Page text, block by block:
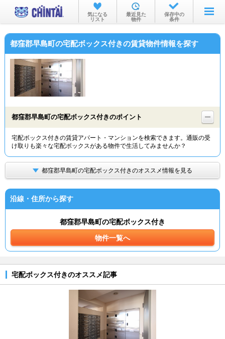
お部屋を探す
沿線・駅から
物件特集から
TOP
気になる
リスト
最近見た
物件
保存中の
条件
都窪郡早島町の宅配ボックス付きの賃貸物件情報を探す
都窪郡早島町の宅配ボックス付きのポイント
宅配ボックス付きの賃貸アパート・マンションを検索できます。通販の受
け取りも楽々な宅配ボックスがある物件で生活してみませんか？
都窪郡早島町の宅配ボックス付きのオススメ情報を見る
沿線・住所から探す
都窪郡早島町の宅配ボックス付き
物件一覧へ
宅配ボックス付きのオススメ記事